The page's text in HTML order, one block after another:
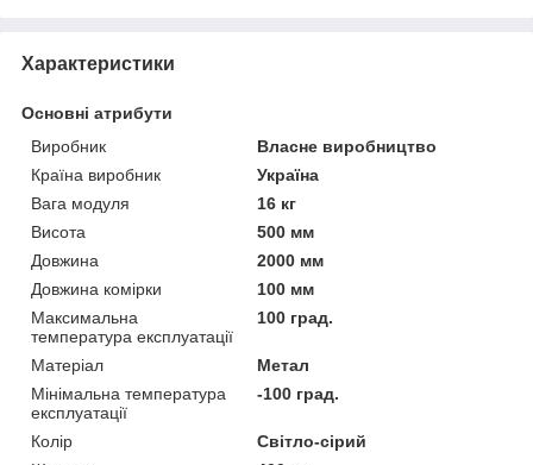
Характеристики
Основні атрибути
Виробник
Власне виробництво
Країна виробник
Україна
Вага модуля
16 кг
Висота
500 мм
Довжина
2000 мм
Довжина комірки
100 мм
Максимальна
температура експлуатації
100 град.
Матеріал
Метал
Мінімальна температура
експлуатації
-100 град.
Колір
Світло-сірий